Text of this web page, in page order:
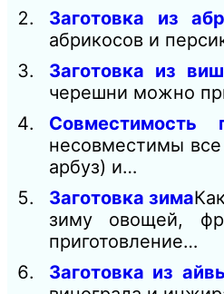
Заготовка из
абрикосов и
Заготовка из
черешни можно
Совместимость
несовместимы
арбуз) и…
Заготовка зима
зиму овощей,
приготовление…
Заготовка из